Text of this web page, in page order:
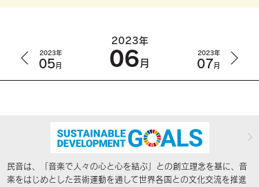
2023年
05月
2023年
06月
2023年
07月
民音は、「音楽で人々の心と心を結ぶ」との創立理念を基に、音
楽をはじめとした芸術運動を通して世界各国との文化交流を推進